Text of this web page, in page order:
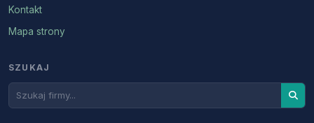
Kontakt
Mapa strony
SZUKAJ